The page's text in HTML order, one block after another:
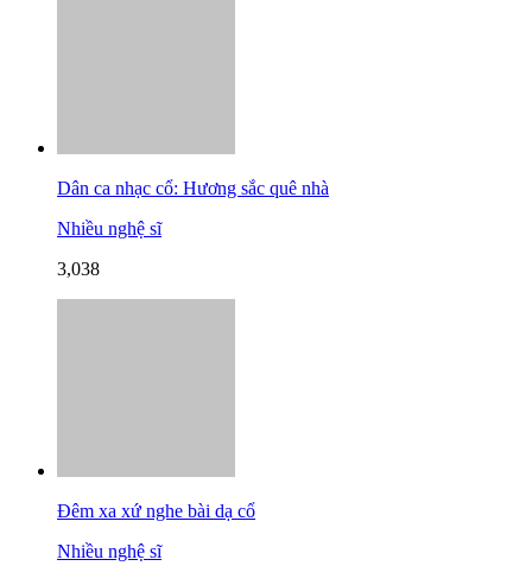
Dân ca nhạc cổ: Hương sắc quê nhà
Nhiều nghệ sĩ
3,038
Đêm xa xứ nghe bài dạ cổ
Nhiều nghệ sĩ